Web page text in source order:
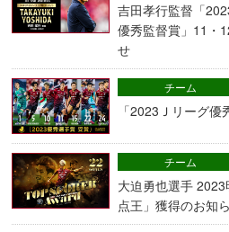
吉田孝行監督「
優秀監督賞」11・
せ
「2023Ｊリーグ
チーム
大迫勇也選手
点王」獲得のお知
チーム